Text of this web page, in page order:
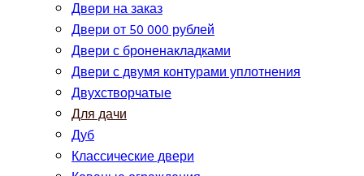
Двери на заказ
Двери от 50 000 рублей
Двери с броненакладками
Двери с двумя контурами уплотнения
Двухстворчатые
Для дачи
Дуб
Классические двери